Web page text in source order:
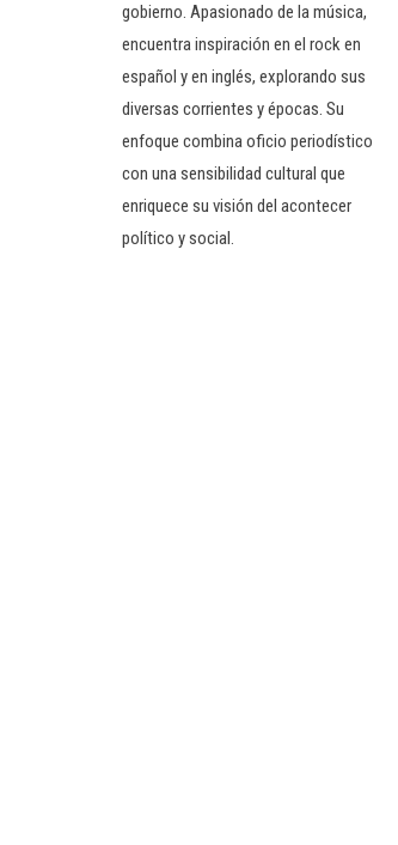
gobierno. Apasionado de la música,
encuentra inspiración en el rock en
español y en inglés, explorando sus
diversas corrientes y épocas. Su
enfoque combina oficio periodístico
con una sensibilidad cultural que
enriquece su visión del acontecer
político y social.